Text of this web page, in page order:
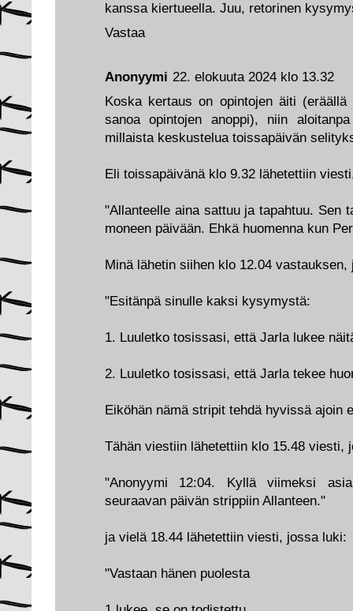
Anonyymi 22. elokuuta 2024 klo 13.32
Koska kertaus on opintojen äiti
sanoa opintojen anoppi), niin
millaista keskustelua toissapäivän
Eli toissapäivänä klo 9.32 lähetettiin
"Allanteelle aina sattuu ja tapahtuu. Sen
moneen päivään. Ehkä huomenna kun
Minä lähetin siihen klo 12.04 vastauksen,
"Esitänpä sinulle kaksi kysymystä:
1. Luuletko tosissasi, että Jarla lukee
2. Luuletko tosissasi, että Jarla tekee
Eiköhän nämä stripit tehdä hyvissä ajoin
Tähän viestiin lähetettiin klo 15.48 viesti,
"Anonyymi 12:04. Kyllä viimeksi
seuraavan päivän strippiin Allanteen."
ja vielä 18.44 lähetettiin viesti, jossa luki:
"Vastaan hänen puolesta
kanssa kiertueella. Juu, retorinen
Vastaa